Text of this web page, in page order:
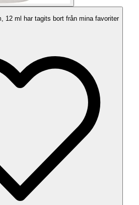
12 ml har tagits bort från mina favoriter